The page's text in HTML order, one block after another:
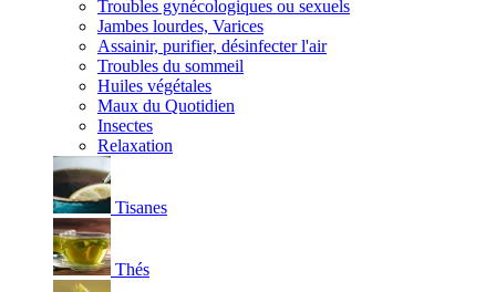
Troubles gynécologiques ou sexuels
Jambes lourdes, Varices
Assainir, purifier, désinfecter l'air
Troubles du sommeil
Huiles végétales
Maux du Quotidien
Insectes
Relaxation
Tisanes
Thés